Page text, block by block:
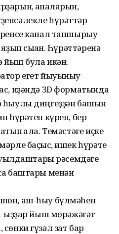
ҡапҡаларын,
һүрәттәр
канал тапшырыу
сыҡҡан. Һүрәттәренә
йыш була икән.
егет йыуыныу
иҙәндә 3D форматында
һыулы диңгеҙҙән башын
һүрәтен күреп, бер
ҡала. Темәстәге иҫке
баҫҡыс, ишек һүрәте
рәсемдәге
баштары менән
аш-һыу бүлмәһен
ҡыҙҙар йыш мөрәжәғәт
гүзәл зат бар